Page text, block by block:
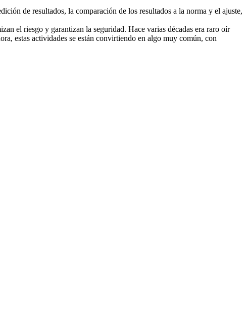
de resultados, la comparación de los resultados a la norma y el ajuste,
el riesgo y garantizan la seguridad. Hace varias décadas era raro oír
estas actividades se están convirtiendo en algo muy común, con